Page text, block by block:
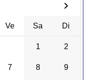
Ve Sa Di
1 2
7 8 9